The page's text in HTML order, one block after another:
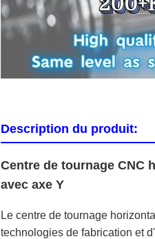
Description du produit:
Centre de tournage CNC
avec axe Y
Le centre de tournage
technologies de fabrication et